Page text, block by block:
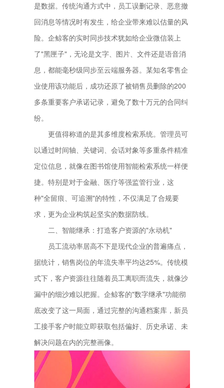
是数据。传统沟通方式中，员工误删记录、恶意撤
回消息等情况时有发生，给企业带来难以估量的风
险。企鲸客的实时同步技术犹如给企业微信装上
了"黑匣子"，无论是文字、图片、文件还是语音消
息，都能毫秒级同步至云端服务器。某知名零售企
业使用该功能后，成功还原了被销售员删除的200
多条重要客户承诺记录，避免了数十万元的合同纠
纷。
更值得称道的是其多维度检索系统。管理员可
以通过时间轴、关键词、会话对象等多重条件精准
定位信息，就像在图书馆使用智能检索系统一样便
捷。特别是对于金融、医疗等强监管行业，这
种"全留痕、可追溯"的特性，不仅满足了合规要
求，更为企业构筑起坚实的数据防线。
二、智能继承：打造客户资源的"永动机"
员工流动率居高不下是现代企业的普遍痛点，
据统计，销售岗位的年流失率平均达25%。传统模
式下，客户资源往往随着员工离职而流失，就像沙
漏中的细沙难以把握。企鲸客的"数字继承"功能彻
底改变了这一局面，通过完整的沟通档案库，新员
工接手客户时能立即获取包括偏好、历史承诺、未
解决问题在内的完整画像。